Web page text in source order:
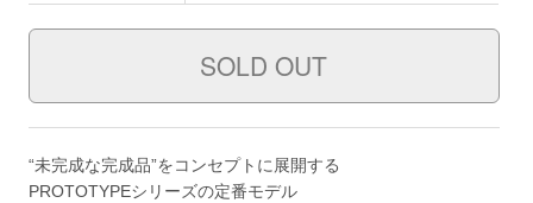
“未完成な完成品”をコンセプトに展開する
PROTOTYPEシリーズの定番モデル